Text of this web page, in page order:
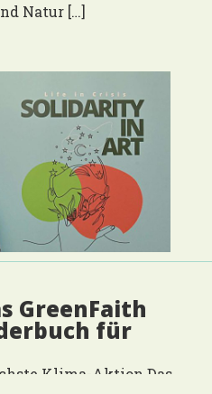
Natur […]
GreenFaith
für
Klima-Aktion Das